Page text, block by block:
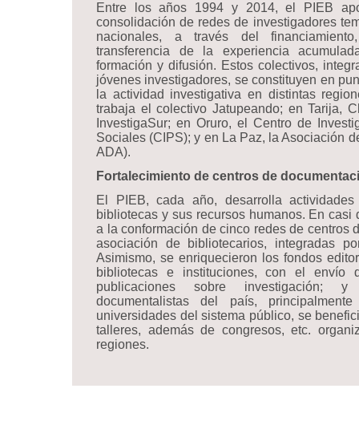
Entre los años 1994 y 2014, el PIEB
consolidación de redes de investigadores
nacionales, a través del
transferencia de la experiencia
formación y difusión. Estos colectivos,
jóvenes investigadores, se constituyen en
la actividad investigativa en distintas
trabaja el colectivo Jatupeando; en Tarija,
InvestigaSur; en Oruro, el Centro de
Sociales (CIPS); y en La Paz, la Asociación
ADA).
Fortalecimiento de centros de
El PIEB, cada año, desarrolla
bibliotecas y sus recursos humanos. En casi
a la conformación de cinco redes de centros
asociación de bibliotecarios, integradas
Asimismo, se enriquecieron los fondos
bibliotecas e instituciones, con el
publicaciones sobre investigación;
documentalistas del país,
universidades del sistema público, se
talleres, además de congresos, etc.
regiones.